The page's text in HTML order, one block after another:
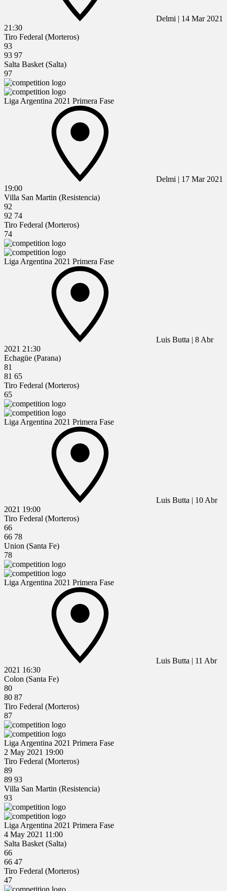
Delmi | 14 Mar 2021
21:30
Tiro Federal (Morteros)
93
93 97
Salta Basket (Salta)
97
Liga Argentina 2021 Primera Fase
Delmi | 17 Mar 2021
19:00
Villa San Martin (Resistencia)
92
92 74
Tiro Federal (Morteros)
74
Liga Argentina 2021 Primera Fase
Luis Butta | 8 Abr
2021 21:30
Echagüe (Parana)
81
81 65
Tiro Federal (Morteros)
65
Liga Argentina 2021 Primera Fase
Luis Butta | 10 Abr
2021 19:00
Tiro Federal (Morteros)
66
66 78
Union (Santa Fe)
78
Liga Argentina 2021 Primera Fase
Luis Butta | 11 Abr
2021 16:30
Colon (Santa Fe)
80
80 87
Tiro Federal (Morteros)
87
Liga Argentina 2021 Primera Fase
2 May 2021 19:00
Tiro Federal (Morteros)
89
89 93
Villa San Martin (Resistencia)
93
Liga Argentina 2021 Primera Fase
4 May 2021 11:00
Salta Basket (Salta)
66
66 47
Tiro Federal (Morteros)
47